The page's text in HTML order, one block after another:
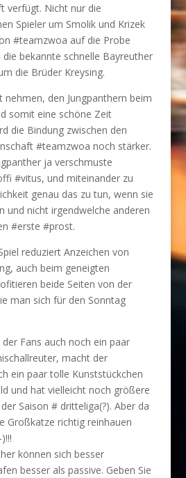
verfügt. Nicht nur die
Spieler um Smolik und Krizek
#teamzwoa auf die Probe
bekannte schnelle Bayreuther
die Brüder Kreysing.
nehmen, den Jungpanthern beim
somit eine schöne Zeit
die Bindung zwischen den
#teamzwoa noch stärker.
ja verschmuste
#vitus, und miteinander zu
genau das zu tun, wenn sie
und nicht irgendwelche anderen
#erste #prost.
reduziert Anzeichen von
auch beim geneigten
beide Seiten von der
man sich für den Sonntag
Fans auch noch ein paar
macht der
ein paar tolle Kunststückchen
und hat vielleicht noch größere
Saison # dritteliga(?). Aber da
Großkatze richtig reinhauen
können sich besser
besser als passive. Geben Sie